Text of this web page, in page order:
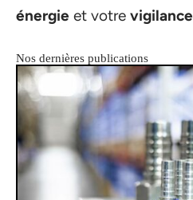
énergie et votre vigilance
Nos dernières publications